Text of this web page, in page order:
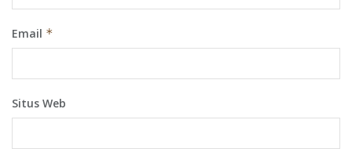
Email *
Situs Web